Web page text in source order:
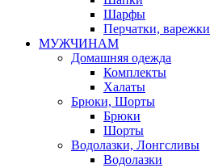
Шарфы
Перчатки, варежки
МУЖЧИНАМ
Домашняя одежда
Комплекты
Халаты
Брюки, Шорты
Брюки
Шорты
Водолазки, Лонгсливы
Водолазки